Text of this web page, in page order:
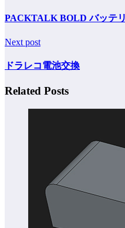
PACKTALK BOLD バッテ
Next post
ドラレコ電池交換
Related Posts